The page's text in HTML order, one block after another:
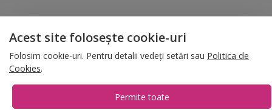
© 2026 Folina.ro | All Rights Reserved. Folina.ro | Designed by Artvertising
• Termene și condiții•Gestionează preferințe cookies
Acest site folosește cookie-uri
Folosim cookie-uri. Pentru detalii vedeți setări sau Politica de
Cookies.
Permite toate